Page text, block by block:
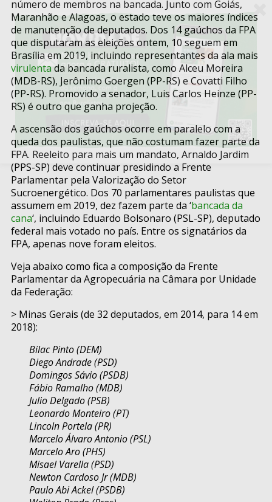
número de membros na bancada. Junto com Goiás,
Maranhão e Alagoas, o estado teve os maiores índices
de manutenção de deputados. Dos 14 gaúchos da FPA
que disputaram as eleições ontem, 10 seguem em
Brasília em 2019, incluindo representantes da ala mais
virulentada bancada ruralista, como Alceu Moreira
(MDB-RS), Jerônimo Goergen (PP-RS) e Covatti Filho
(PP-RS). Promovido a senador, Luis Carlos Heinze (PP-
RS) é outro que ganha projeção.
A ascensão dos gaúchos ocorre em paralelo com a
queda dos paulistas, que não costumam fazer parte da
FPA. Reeleito para mais um mandato, Arnaldo Jardim
(PPS-SP) deve continuar presidindo a Frente
Parlamentar pela Valorização do Setor
Sucroenergético. Dos 70 parlamentares paulistas que
assumem em 2019, dez fazem parte da ‘bancada da
cana‘, incluindo Eduardo Bolsonaro (PSL-SP), deputado
federal mais votado no país. Entre os signatários da
FPA, apenas nove foram eleitos.
Veja abaixo como fica a composição da Frente
Parlamentar da Agropecuária na Câmara por Unidade
da Federação:
> Minas Gerais (de 32 deputados, em 2014, para 14 em
2018):
Bilac Pinto (DEM)
Diego Andrade (PSD)
Domingos Sávio (PSDB)
Fábio Ramalho (MDB)
Julio Delgado (PSB)
Leonardo Monteiro (PT)
Lincoln Portela (PR)
Marcelo Álvaro Antonio (PSL)
Marcelo Aro (PHS)
Misael Varella (PSD)
Newton Cardoso Jr (MDB)
Paulo Abi Ackel (PSDB)